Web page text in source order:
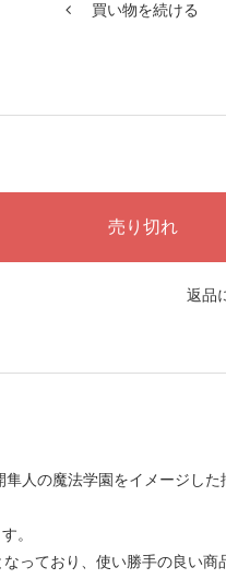
買い物を続ける
返品
人の魔法学園をイメージし
。
っており、使い勝手の良い商